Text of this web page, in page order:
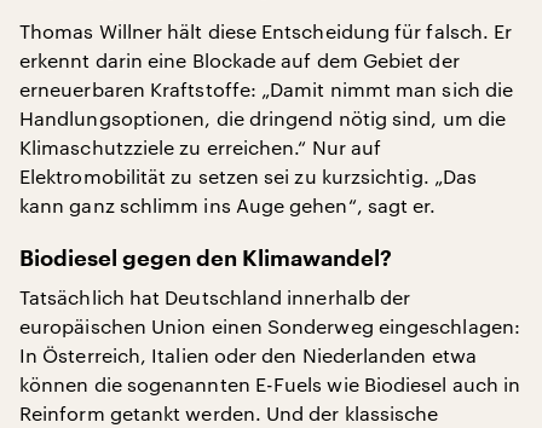
Thomas Willner hält diese Entscheidung für falsch. Er
erkennt darin eine Blockade auf dem Gebiet der
erneuerbaren Kraftstoffe: „Damit nimmt man sich die
Handlungsoptionen, die dringend nötig sind, um die
Klimaschutzziele zu erreichen.“ Nur auf
Elektromobilität zu setzen sei zu kurzsichtig. „Das
kann ganz schlimm ins Auge gehen“, sagt er.
Biodiesel gegen den Klimawandel?
Tatsächlich hat Deutschland innerhalb der
europäischen Union einen Sonderweg eingeschlagen:
In Österreich, Italien oder den Niederlanden etwa
können die sogenannten E-Fuels wie Biodiesel auch in
Reinform getankt werden. Und der klassische